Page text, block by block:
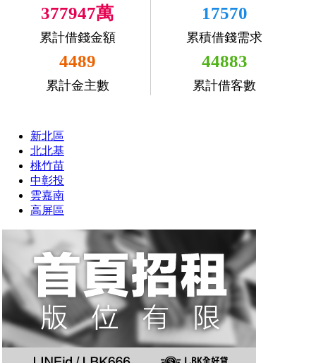
377947萬
累計借錢金額
17570
累積借錢需求
4489
累計金主數
44883
累計借客數